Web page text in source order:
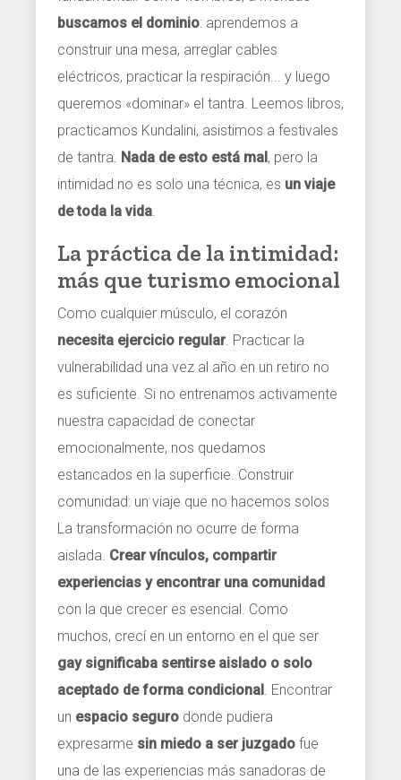
buscamos el dominio: aprendemos a
construir una mesa, arreglar cables
eléctricos, practicar la respiración... y luego
queremos «dominar» el tantra. Leemos libros,
practicamos Kundalini, asistimos a festivales
de tantra. Nada de esto está mal, pero la
intimidad no es solo una técnica, es un viaje
de toda la vida
La práctica de la intimidad:
más que turismo emocional
Como cualquier músculo, el corazón
necesita ejercicio regular. Practicar la
vulnerabilidad una vez al año en un retiro no
es suficiente. Si no entrenamos activamente
nuestra capacidad de conectar
emocionalmente, nos quedamos
estancados en la superficie. Construir
comunidad: un viaje que no hacemos solos
La transformación no ocurre de forma
aislada. Crear vínculos, compartir
experiencias y encontrar una comunidad
con la que crecer es esencial. Como
muchos, crecí en un entorno en el que ser
gay significaba sentirse aislado o solo
aceptado de forma condicional . Encontrar
un espacio seguro donde pudiera
expresarme sin miedo a ser juzgado fue
una de las experiencias más sanadoras de